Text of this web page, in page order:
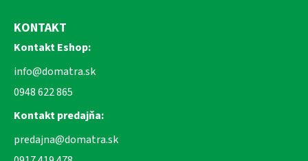
KONTAKT
Kontakt Eshop:
info@domatra.sk
0948 622 865
Kontakt predajňa:
predajna@domatra.sk